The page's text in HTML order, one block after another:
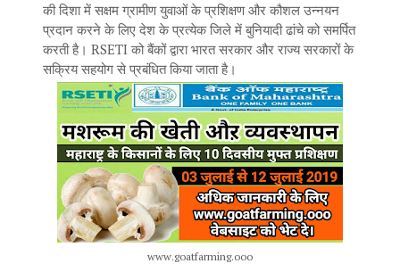
की दिशा में सक्षम ग्रामीण युवाओं के प्रशिक्षण और कौशल उन्नयन
प्रदान करने के लिए देश के प्रत्येक जिले में बुनियादी ढांचे को समर्पित
करती है। RSETI को बैंकों द्वारा भारत सरकार और राज्य सरकारों के
सक्रिय सहयोग से प्रबंधित किया जाता है।
www.goatfarming.ooo